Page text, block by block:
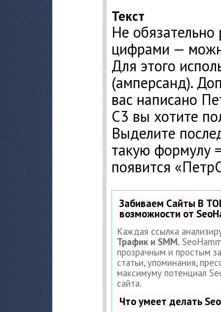
Текст
Не обязательно
цифрами —
Для этого
(амперсанд).
вас написано
С3 вы хотите
Выделите
такую формулу
появится
Забиваем Сайты В
возможности от
Каждая ссылка
Трафик и SMM.
прозрачным и простым
статьи, упоминания,
максимуму потенциал
сайта.
Что умеет делать